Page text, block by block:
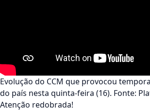
Evolução do CCM que provocou
do país nesta quinta-feira (16). Fonte:
Atenção redobrada!